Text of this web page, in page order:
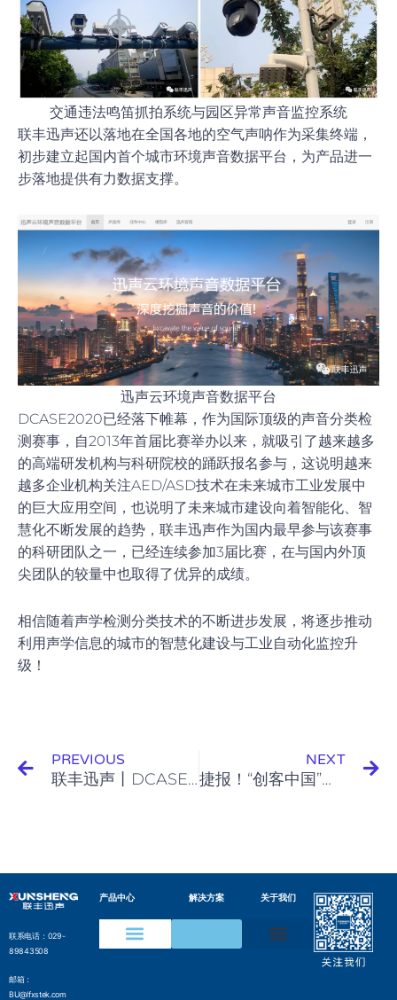
交通违法鸣笛抓拍系统与园区异常声音监控系统
联丰迅声还以落地在全国各地的空气声呐作为采集终端，
初步建立起国内首个城市环境声音数据平台，为产品进一
步落地提供有力数据支撑。
迅声云环境声音数据平台
DCASE2020已经落下帷幕，作为国际顶级的声音分类检
测赛事，自2013年首届比赛举办以来，就吸引了越来越多
的高端研发机构与科研院校的踊跃报名参与，这说明越来
越多企业机构关注AED/ASD技术在未来城市工业发展中
的巨大应用空间，也说明了未来城市建设向着智能化、智
慧化不断发展的趋势，联丰迅声作为国内最早参与该赛事
的科研团队之一，已经连续参加3届比赛，在与国内外顶
尖团队的较量中也取得了优异的成绩。
相信随着声学检测分类技术的不断进步发展，将逐步推动
利用声学信息的城市的智慧化建设与工业自动化监控升
级！
PREVIOUS
联丰迅声丨DCASE2020，走进尖端声学研究组织
NEXT
捷报！“创客中国”陕西区域赛-联丰迅声位列探花！
联系电话：029-
89843508
邮箱：
BU@lfxstek.com
产品中心 解决方案 关于我们